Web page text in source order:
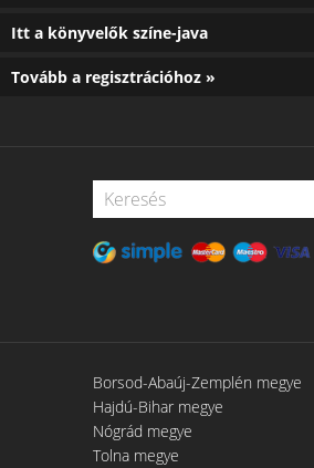
Itt a könyvelők színe-java
Tovább a regisztrációhoz »
Borsod-Abaúj-Zemplén megye
Hajdú-Bihar megye
Nógrád megye
Tolna megye